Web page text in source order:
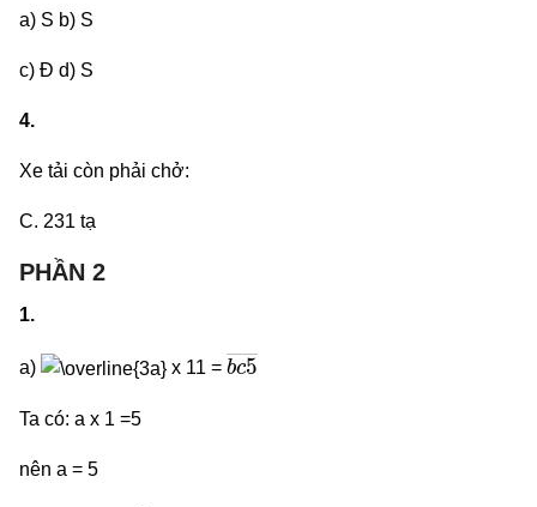
a) S b) S
c) Đ d) S
4.
Xe tải còn phải chở:
C. 231 tạ
PHẦN 2
1.
a) x 11 =
bc5
Ta có: a x 1 =5
nên a = 5